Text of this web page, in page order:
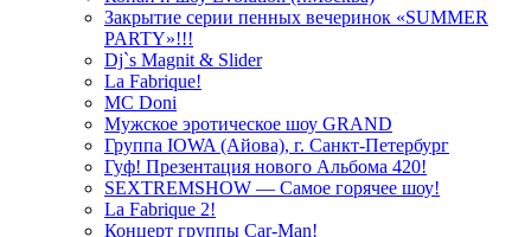
Закрытие серии пенных вечеринок «SUMMER
PARTY»!!!
Dj`s Magnit & Slider
La Fabrique!
MC Doni
Мужское эротическое шоу GRAND
Группа IOWA (Айова), г. Санкт-Петербург
Гуф! Презентация нового Альбома 420!
SEXTREMSHOW — Самое горячее шоу!
La Fabrique 2!
Концерт группы Car-Man!